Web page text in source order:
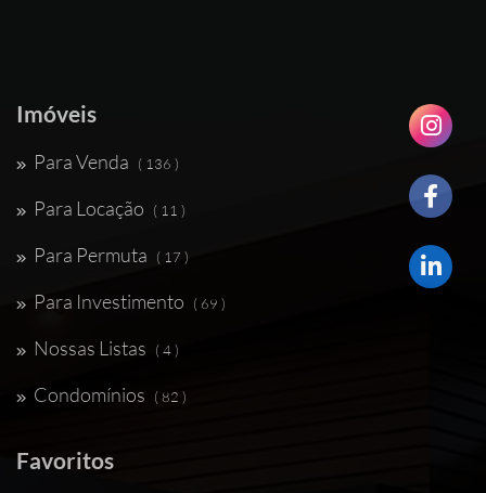
Imóveis
Para Venda ( 136 )
Para Locação ( 11 )
Para Permuta ( 17 )
Para Investimento ( 69 )
Nossas Listas ( 4 )
Condomínios ( 82 )
Favoritos